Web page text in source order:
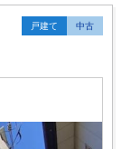
戸建て 中古